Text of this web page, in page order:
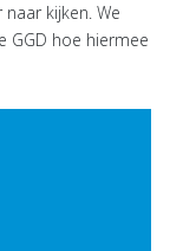
kijken. We
GGD hoe hiermee